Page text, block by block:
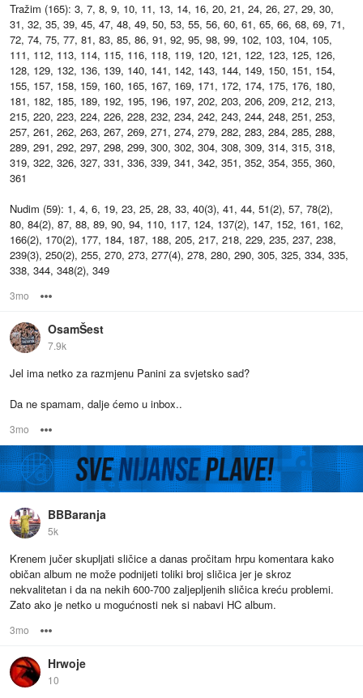
Tražim (165): 3, 7, 8, 9, 10, 11, 13, 14, 16, 20, 21, 24, 26, 27, 29, 30,
31, 32, 35, 39, 45, 47, 48, 49, 50, 53, 55, 56, 60, 61, 65, 66, 68, 69, 71,
72, 74, 75, 77, 81, 83, 85, 86, 91, 92, 95, 98, 99, 102, 103, 104, 105,
111, 112, 113, 114, 115, 116, 118, 119, 120, 121, 122, 123, 125, 126,
128, 129, 132, 136, 139, 140, 141, 142, 143, 144, 149, 150, 151, 154,
155, 157, 158, 159, 160, 165, 167, 169, 171, 172, 174, 175, 176, 180,
181, 182, 185, 189, 192, 195, 196, 197, 202, 203, 206, 209, 212, 213,
215, 220, 223, 224, 226, 228, 232, 234, 242, 243, 244, 248, 251, 253,
257, 261, 262, 263, 267, 269, 271, 274, 279, 282, 283, 284, 285, 288,
289, 291, 292, 297, 298, 299, 300, 302, 304, 308, 309, 314, 315, 318,
319, 322, 326, 327, 331, 336, 339, 341, 342, 351, 352, 354, 355, 360,
361
Nudim (59): 1, 4, 6, 19, 23, 25, 28, 33, 40(3), 41, 44, 51(2), 57, 78(2),
80, 84(2), 87, 88, 89, 90, 94, 110, 117, 124, 137(2), 147, 152, 161, 162,
166(2), 170(2), 177, 184, 187, 188, 205, 217, 218, 229, 235, 237, 238,
239(3), 250(2), 255, 270, 273, 277(4), 278, 280, 290, 305, 325, 334, 335,
338, 344, 348(2), 349
3mo
OsamŠest
7.9k
Jel ima netko za razmjenu Panini za svjetsko sad?
Da ne spamam, dalje ćemo u inbox..
3mo
BBBaranja
5k
Krenem jučer skupljati sličice a danas pročitam hrpu komentara kako
običan album ne može podnijeti toliki broj sličica jer je skroz
nekvalitetan i da na nekih 600-700 zaljepljenih sličica kreću problemi.
Zato ako je netko u mogućnosti nek si nabavi HC album.
3mo
Hrwoje
10